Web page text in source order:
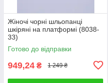
Жіночі чорні шльопанці
шкіряні на платформі (8038-
33)
Готово до відправки
949,24 ₴ 1 249 ₴